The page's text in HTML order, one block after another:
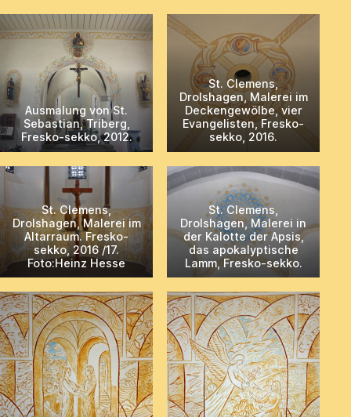
Ausmalung von St.
Sebastian, Triberg,
Fresko-sekko, 2012.
St. Clemens,
Drolshagen, Malerei im
Deckengewölbe, vier
Evangelisten, Fresko-
sekko, 2016.
St. Clemens,
Drolshagen, Malerei im
Altarraum. Fresko-
sekko, 2016 /17.
Foto:Heinz Hesse
St. Clemens,
Drolshagen, Malerei in
der Kalotte der Apsis,
das apokalyptische
Lamm, Fresko-sekko.